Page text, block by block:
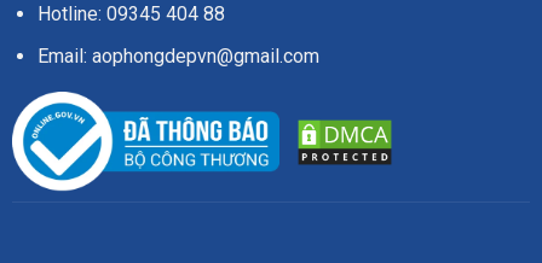
Hotline: 09345 404 88
Email: aophongdepvn@gmail.com